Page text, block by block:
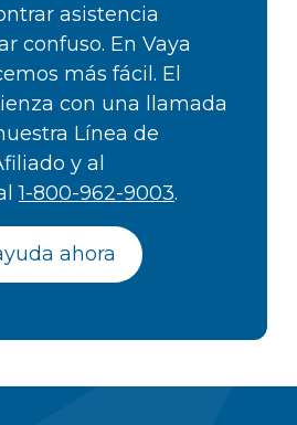
asistencia
confuso. En Vaya
más fácil. El
con una llamada
Línea de
y al
1-800-962-9003.
ahora